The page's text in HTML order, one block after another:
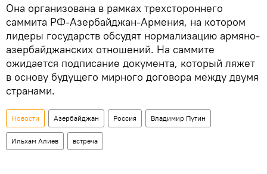
Она организована в рамках трехстороннего
саммита РФ-Азербайджан-Армения, на котором
лидеры государств обсудят нормализацию армяно-
азербайджанских отношений. На саммите
ожидается подписание документа, который ляжет
в основу будущего мирного договора между двумя
странами.
Новости Азербайджан Россия Владимир Путин
Ильхам Алиев встреча